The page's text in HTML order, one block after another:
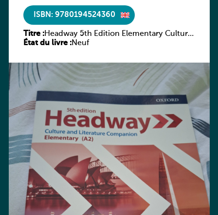
ISBN: 9780194524360
Titre :Headway 5th Edition Elementary Culture
and Literature Companion
État du livre :Neuf